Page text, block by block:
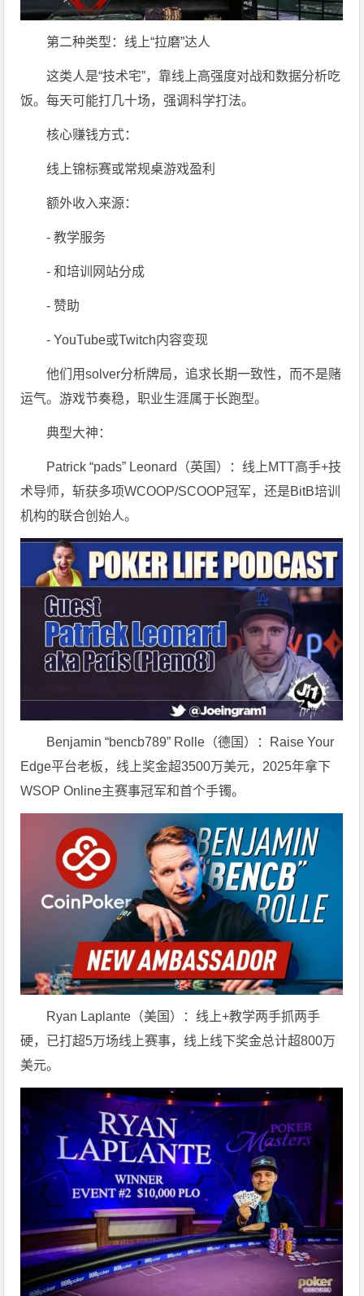
第二种类型：线上“拉磨”达人
这类人是“技术宅”，靠线上高强度对战和数据分析吃
饭。每天可能打几十场，强调科学打法。
核心赚钱方式：
线上锦标赛或常规桌游戏盈利
额外收入来源：
- 教学服务
- 和培训网站分成
- 赞助
- YouTube或Twitch内容变现
他们用solver分析牌局，追求长期一致性，而不是赌
运气。游戏节奏稳，职业生涯属于长跑型。
典型大神：
Patrick “pads” Leonard（英国）：线上MTT高手+技
术导师，斩获多项WCOOP/SCOOP冠军，还是BitB培训
机构的联合创始人。
Benjamin “bencb789” Rolle（德国）：Raise Your
Edge平台老板，线上奖金超3500万美元，2025年拿下
WSOP Online主赛事冠军和首个手镯。
Ryan Laplante（美国）：线上+教学两手抓两手
硬，已打超5万场线上赛事，线上线下奖金总计超800万
美元。